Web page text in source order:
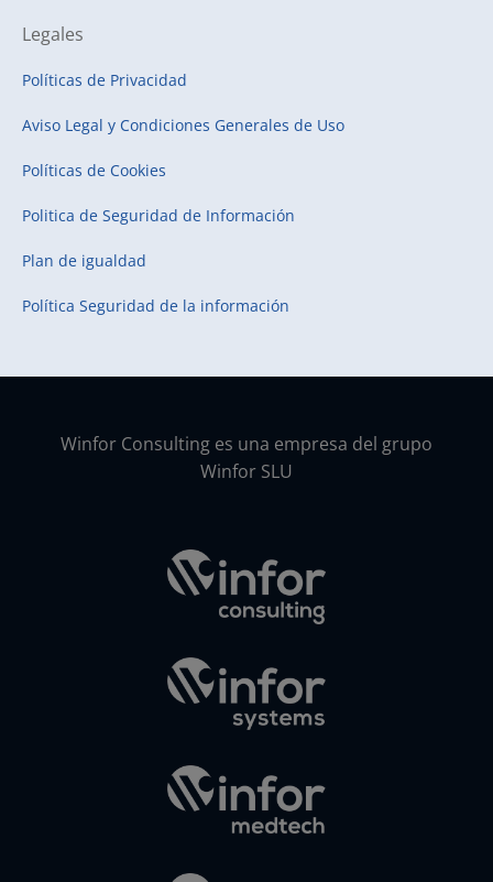
Legales
Políticas de Privacidad
Aviso Legal y Condiciones Generales de Uso
Políticas de Cookies
Politica de Seguridad de Información
Plan de igualdad
Política Seguridad de la información
Winfor Consulting es una empresa del grupo
Winfor SLU